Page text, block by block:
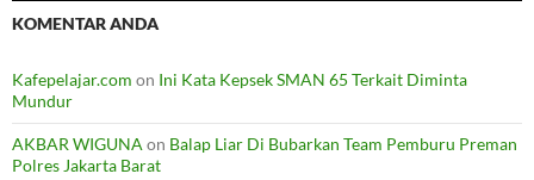
KOMENTAR ANDA
Kafepelajar.com on Ini Kata Kepsek SMAN 65 Terkait Diminta
Mundur
AKBAR WIGUNA on Balap Liar Di Bubarkan Team Pemburu Preman
Polres Jakarta Barat